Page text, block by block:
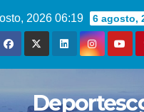
2026 06:19 6 agosto,